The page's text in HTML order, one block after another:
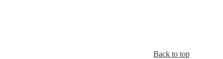
Back to top